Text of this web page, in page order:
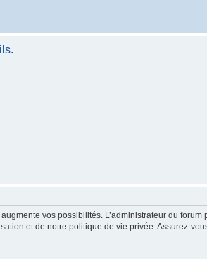
vos possibilités. L’administrateur du
et de notre politique de vie privée. Assurez-